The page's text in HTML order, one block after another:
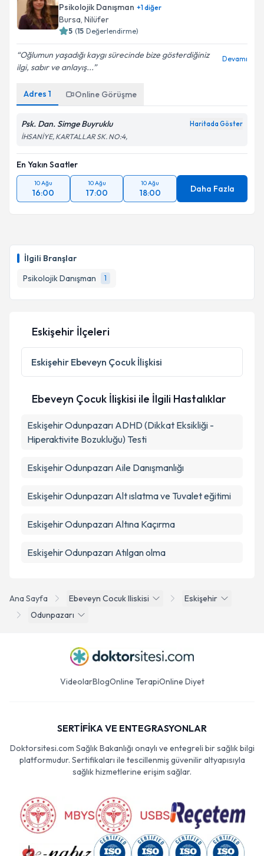
İlgili Branşlar
Psikolojik Danışman
1
Psikolojik Danışman +1diğer
Bursa, Nilüfer
5 (15 Değerlendirme)
Oğlumun yaşadığı kaygı sürecinde bize gösterdiğiniz
ilgi, sabır ve anlayış...
Devamı
Adres 1 Online Görüşme
Psk. Dan. Simge Buyruklu Haritada Göster
İHSANİYE, KARTALLAR SK. NO:4,
En Yakın Saatler
10 Ağu
16:00
10 Ağu
17:00
10 Ağu
18:00 Daha Fazla
Ana Sayfa Ebeveyn Cocuk Iliskisi
Eskişehir
Odunpazarı
Eskişehir İlçeleri
Eskişehir Ebeveyn Çocuk İlişkisi
Ebeveyn Çocuk İlişkisi ile İlgili Hastalıklar
Eskişehir Odunpazarı ADHD (Dikkat Eksikliği -
Hiperaktivite Bozukluğu) Testi
Eskişehir Odunpazarı Aile Danışmanlığı
Eskişehir Odunpazarı Alt ıslatma ve Tuvalet eğitimi
Eskişehir Odunpazarı Altına Kaçırma
Eskişehir Odunpazarı Atılgan olma
VideolarBlogOnline TerapiOnline Diyet
SERTİFİKA VE ENTEGRASYONLAR
Doktorsitesi.com Sağlık Bakanlığı onaylı ve entegreli bir sağlık bilgi
platformudur. Sertifikaları ile tescillenmiş güvenilir altyapısıyla
sağlık hizmetlerine erişim sağlar.